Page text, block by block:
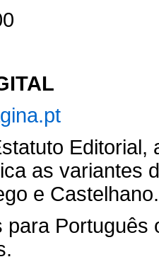
Editorial,
as variantes
e Castelhano.
para Português